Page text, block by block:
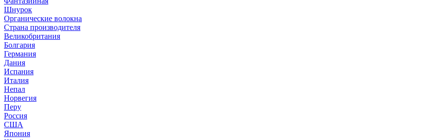
Шнурок
Органические волокна
Страна производителя
Великобритания
Болгария
Германия
Дания
Испания
Италия
Непал
Норвегия
Перу
Россия
США
Япония